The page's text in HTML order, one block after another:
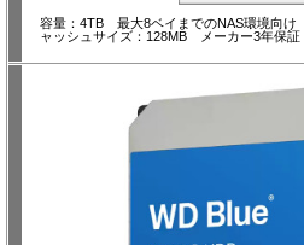
容量：4TB 最大8ベイまでのNAS環境向
ャッシュサイズ：128MB メーカー3年保証